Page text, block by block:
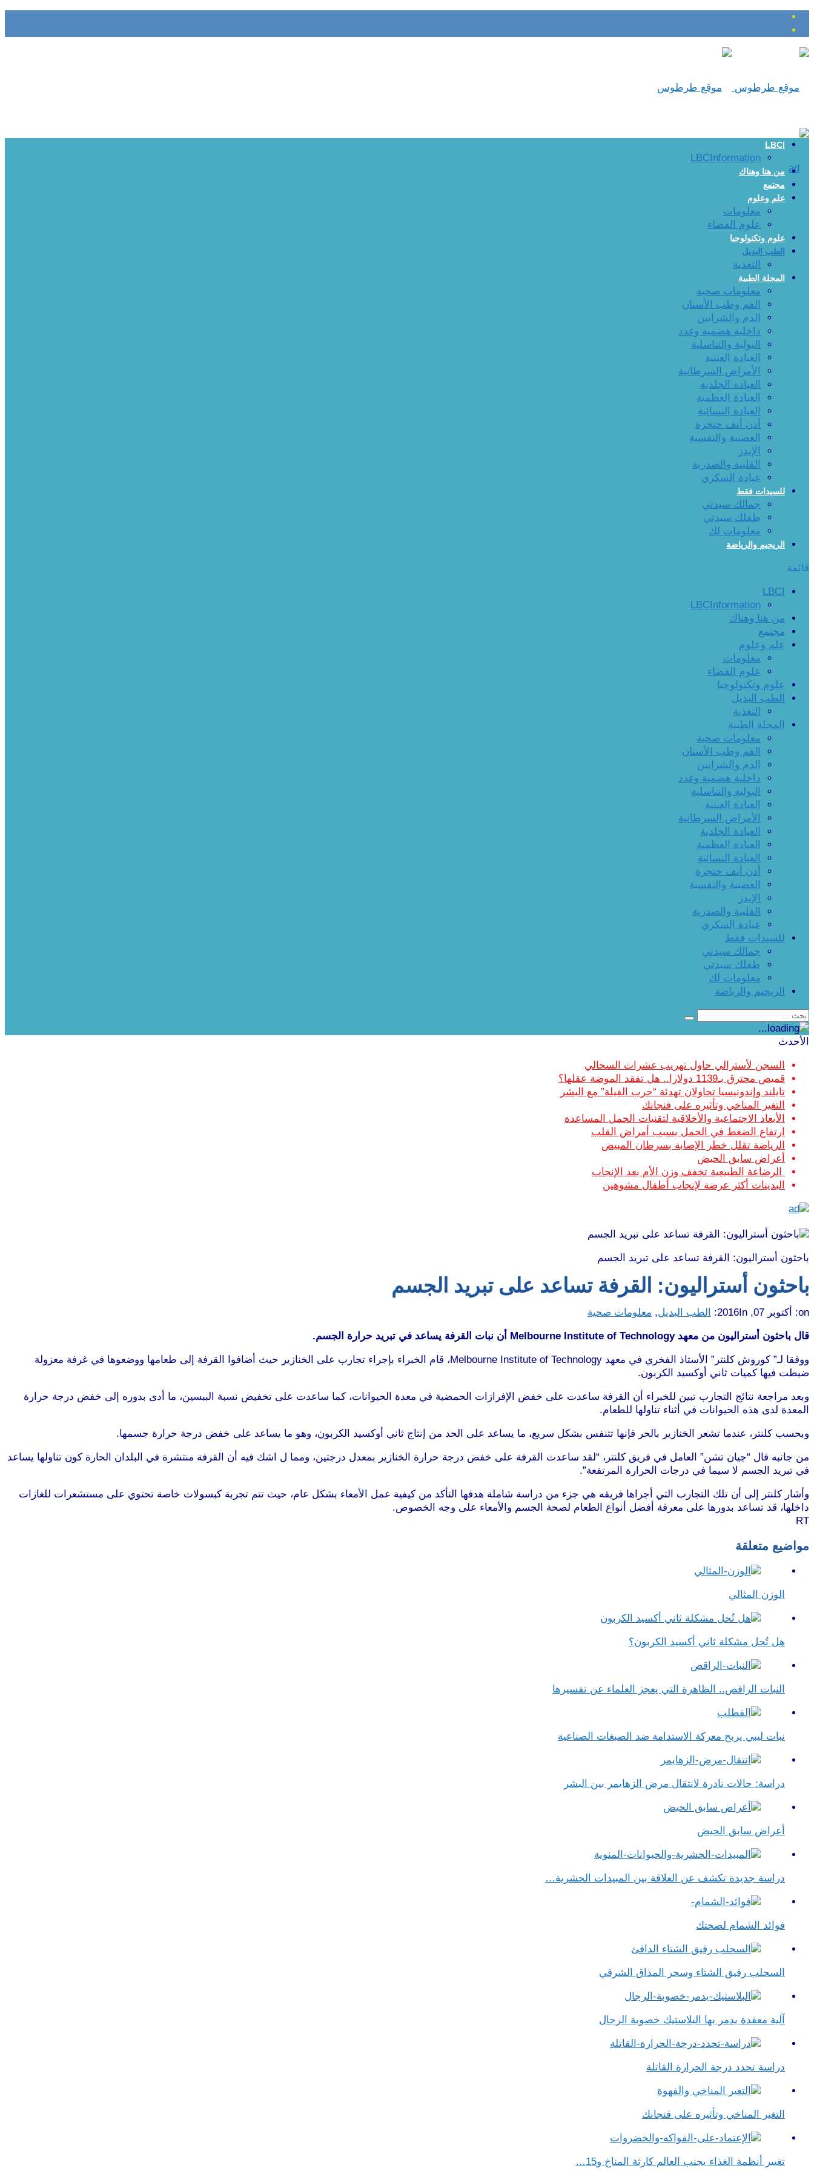
LBCI
LBCInformation
من هنا وهناك
مجتمع
علم وعلوم
معلومات
علوم الفضاء
علوم وتكنولوجيا
الطب البديل
التغذية
المجلة الطبية
معلومات صحية
الفم وطب الأسنان
الدم والشرايين
داخلية هضمية وغدد
البولية والتناسلية
العيادة العينية
الأمراض السرطانية
العيادة الجلدية
العيادة العظمية
العيادة النسائية
أذن أنف حنجرة
العصبية والنفسية
الإيدز
القلبية والصدرية
عيادة السكري
للسيدات فقط
جمالك سيدتي
طفلك سيدتي
معلومات لك
الريجيم والرياضة
قائمة
LBCI
LBCInformation
من هنا وهناك
مجتمع
علم وعلوم
معلومات
علوم الفضاء
علوم وتكنولوجيا
الطب البديل
التغذية
المجلة الطبية
معلومات صحية
الفم وطب الأسنان
الدم والشرايين
داخلية هضمية وغدد
البولية والتناسلية
العيادة العينية
الأمراض السرطانية
العيادة الجلدية
العيادة العظمية
العيادة النسائية
أذن أنف حنجرة
العصبية والنفسية
الإيدز
القلبية والصدرية
عيادة السكري
للسيدات فقط
جمالك سيدتي
طفلك سيدتي
معلومات لك
الريجيم والرياضة
الأحدث
السجن لأسترالي حاول تهريب عشرات السحالي
قميص محترق بـ1139 دولارا.. هل تفقد الموضة عقلها؟
تايلند وإندونيسيا تحاولان تهدئة “حرب الفيلة” مع البشر
التغير المناخي وتأثيره على فنجانك
الأبعاد الاجتماعية والأخلاقية لتقنيات الحمل المساعدة
ارتفاع الضغط في الحمل يسبب أمراض القلب
الرياضة تقلل خطر الإصابة بسرطان المبيض
أعراض سابق الحيض
الرضاعة الطبيعية تخفف وزن الأم بعد الإنجاب
البدينات أكثر عرضة لإنجاب أطفال مشوهين
باحثون أستراليون: القرفة تساعد على تبريد الجسم
باحثون أستراليون: القرفة تساعد على تبريد الجسم
on: أكتوبر 07, 2016 In: الطب البديل, معلومات صحية
قال باحثون أستراليون من معهد Melbourne Institute of Technology أن نبات القرفة يساعد في تبريد حرارة الجسم.
ووفقا لـ” كوروش كلنتر” الأستاذ الفخري في معهد Melbourne Institute of Technology، قام الخبراء بإجراء تجارب على الخنازير حيث أضافوا القرفة إلى طعامها ووضعوها في غرفة معزولة
ضبطت فيها كميات ثاني أوكسيد الكربون.
وبعد مراجعة نتائج التجارب تبين للخبراء أن القرفة ساعدت على خفض الإفرازات الحمضية في معدة الحيوانات، كما ساعدت على تخفيض نسبة الببسين، ما أدى بدوره إلى خفض درجة حرارة
المعدة لدى هذه الحيوانات في أثناء تناولها للطعام.
وبحسب كلنتر، عندما تشعر الخنازير بالحر فإنها تتنفس بشكل سريع، ما يساعد على الحد من إنتاج ثاني أوكسيد الكربون، وهو ما يساعد على خفض درجة حرارة جسمها.
من جانبه قال “جيان تشن” العامل في فريق كلنتر، “لقد ساعدت القرفة على خفض درجة حرارة الخنازير بمعدل درجتين، ومما ل اشك فيه أن القرفة منتشرة في البلدان الحارة كون تناولها يساعد
في تبريد الجسم لا سيما في درجات الحرارة المرتفعة”.
وأشار كلنتر إلى أن تلك التجارب التي أجراها فريقه هي جزء من دراسة شاملة هدفها التأكد من كيفية عمل الأمعاء بشكل عام، حيث تتم تجربة كبسولات خاصة تحتوي على مستشعرات للغازات
داخلها، قد تساعد بدورها على معرفة أفضل أنواع الطعام لصحة الجسم والأمعاء على وجه الخصوص.
RT
مواضيع متعلقة
الوزن المثالي
هل تُحل مشكلة ثاني أكسيد الكربون؟
النبات الراقص.. الظاهرة التي يعجز العلماء عن تفسيرها
نبات ليبي يربح معركة الاستدامة ضد الصبغات الصناعية
دراسة: حالات نادرة لانتقال مرض الزهايمر بين البشر
أعراض سابق الحيض
دراسة جديدة تكشف عن العلاقة بين المبيدات الحشرية…
فوائد الشمام لصحتك
السحلب رفيق الشتاء وسحر المذاق الشرقي
آلية معقدة يدمر بها البلاستيك خصوبة الرجال
دراسة تحدد درجة الحرارة القاتلة
التغير المناخي وتأثيره على فنجانك
تغيير أنظمة الغذاء يجنب العالم كارثة المناخ و15…